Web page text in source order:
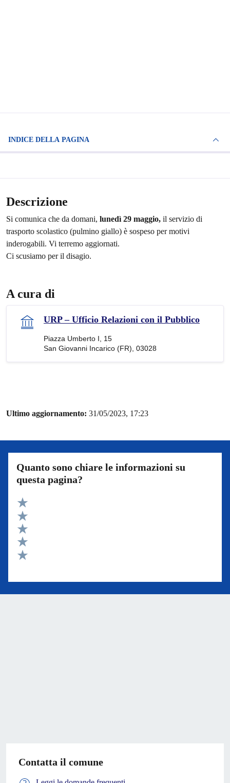
INDICE DELLA PAGINA
Descrizione
Si comunica che da domani, lunedì 29 maggio, il servizio di
trasporto scolastico (pulmino giallo) è sospeso per motivi
inderogabili. Vi terremo aggiornati.
Ci scusiamo per il disagio.
A cura di
URP – Ufficio Relazioni con il Pubblico
Piazza Umberto I, 15
San Giovanni Incarico (FR), 03028
Ultimo aggiornamento: 31/05/2023, 17:23
Quanto sono chiare le informazioni su
questa pagina?
Valuta 5 stelle su 5
Valuta 4 stelle su 5
Valuta 3 stelle su 5
Valuta 2 stelle su 5
Contatta il comune